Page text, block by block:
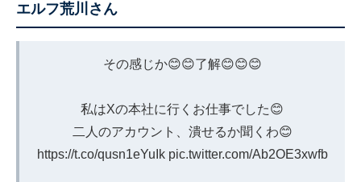
エルフ荒川さん
その感じか😊😊了解😊😊😊
私はXの本社に行くお仕事でした😊
二人のアカウント、潰せるか聞くわ😊
https://t.co/qusn1eYuIk pic.twitter.com/Ab2OE3xwfb